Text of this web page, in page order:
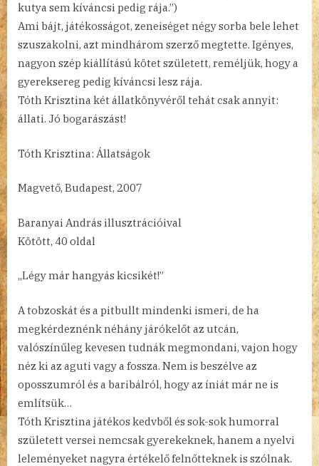
kutya sem kíváncsi pedig rája.”)
Ami bájt, játékosságot, zeneiséget négy sorba bele lehet
szuszakolni, azt mindhárom szerző megtette. Igényes,
nagyon szép kiállítású kötet született, reméljük, hogy a
gyereksereg pedig kíváncsi lesz rája.
Tóth Krisztina két állatkönyvéről tehát csak annyit:
állati. Jó bogarászást!
Tóth Krisztina: Állatságok
Magvető, Budapest, 2007
Baranyai András illusztrációival
Kötött, 40 oldal
„Légy már hangyás kicsikét!”
A tobzoskát és a pitbullt mindenki ismeri, de ha
megkérdeznénk néhány járókelőt az utcán,
valószínűleg kevesen tudnák megmondani, vajon hogy
néz ki az aguti vagy a fossza. Nem is beszélve az
oposszumról és a baribálról, hogy az íniát már ne is
említsük…
Tóth Krisztina játékos kedvből és sok-sok humorral
született versei nemcsak gyerekeknek, hanem a nyelvi
leleményeket nagyra értékelő felnőtteknek is szólnak.